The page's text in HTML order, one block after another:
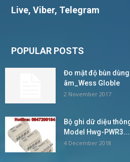
Live, Viber, Telegram
POPULAR POSTS
Đo mật độ bùn
âm_Wess Globle
2 November 2017
Bộ ghi dữ diệu
Model Hwg-PWR3...
4 December 2018